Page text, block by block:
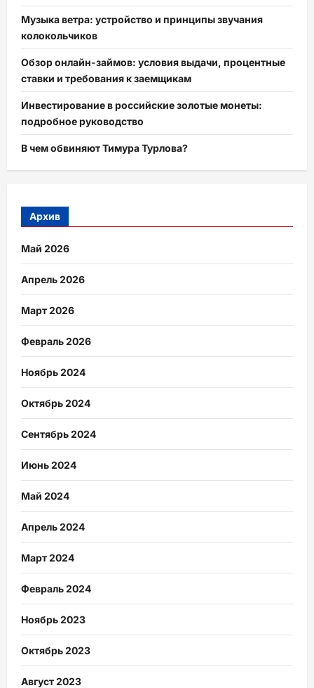
Музыка ветра: устройство и принципы звучания
колокольчиков
Обзор онлайн-займов: условия выдачи, процентные
ставки и требования к заемщикам
Инвестирование в российские золотые монеты:
подробное руководство
В чем обвиняют Тимура Турлова?
Архив
Май 2026
Апрель 2026
Март 2026
Февраль 2026
Ноябрь 2024
Октябрь 2024
Сентябрь 2024
Июнь 2024
Май 2024
Апрель 2024
Март 2024
Февраль 2024
Ноябрь 2023
Октябрь 2023
Август 2023